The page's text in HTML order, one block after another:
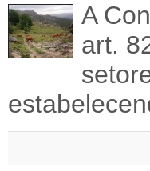
A
art.